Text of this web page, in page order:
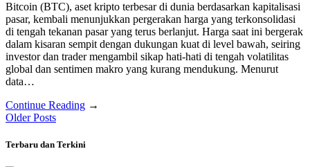
Bitcoin (BTC), aset kripto terbesar di dunia berdasarkan kapitalisasi
pasar, kembali menunjukkan pergerakan harga yang terkonsolidasi
di tengah tekanan pasar yang terus berlanjut. Harga saat ini bergerak
dalam kisaran sempit dengan dukungan kuat di level bawah, seiring
investor dan trader mengambil sikap hati-hati di tengah volatilitas
global dan sentimen makro yang kurang mendukung. Menurut
data…
Continue Reading →
Posts
Older Posts
Terbaru dan Terkini